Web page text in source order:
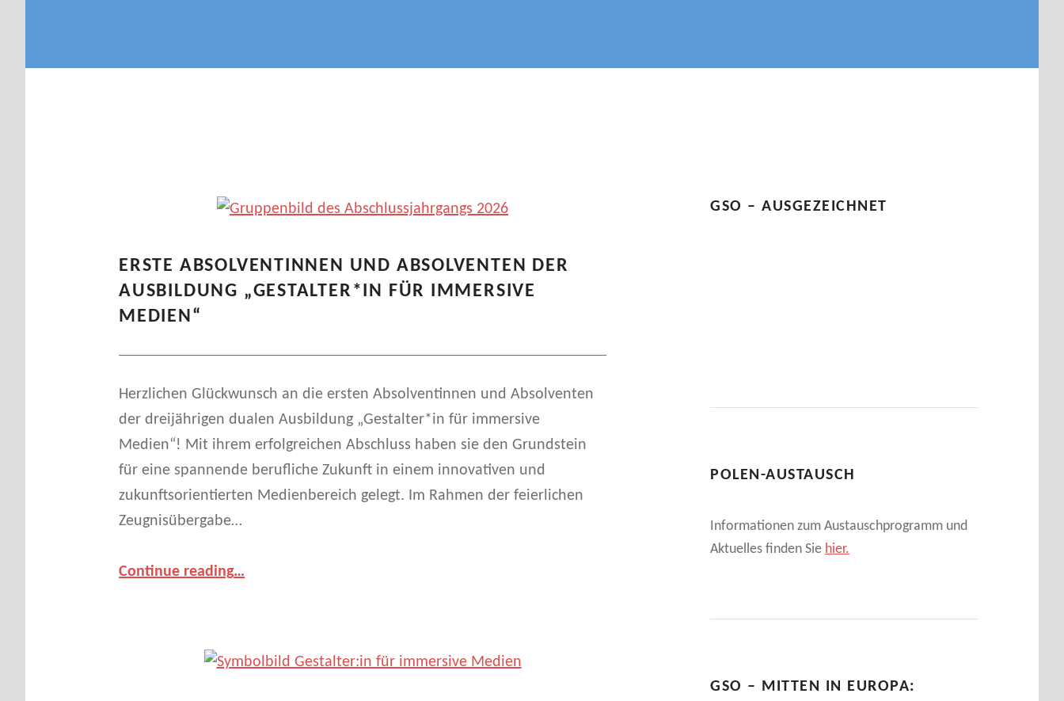
ERSTE ABSOLVENTINNEN UND ABSOLVENTEN DER
AUSBILDUNG „GESTALTER*IN FÜR IMMERSIVE
MEDIEN“
Herzlichen Glückwunsch an die ersten Absolventinnen und Absolventen
der dreijährigen dualen Ausbildung „Gestalter*in für immersive
Medien“! Mit ihrem erfolgreichen Abschluss haben sie den Grundstein
für eine spannende berufliche Zukunft in einem innovativen und
zukunftsorientierten Medienbereich gelegt. Im Rahmen der feierlichen
Zeugnisübergabe…
Continue reading“Erste Absolventinnen und Absolventen der Ausbildung „Gestalter*in für immersive Medien“”
…
GSO – AUSGEZEICHNET
POLEN-AUSTAUSCH
Informationen zum Austauschprogramm und
Aktuelles finden Sie hier.
GSO – MITTEN IN EUROPA: